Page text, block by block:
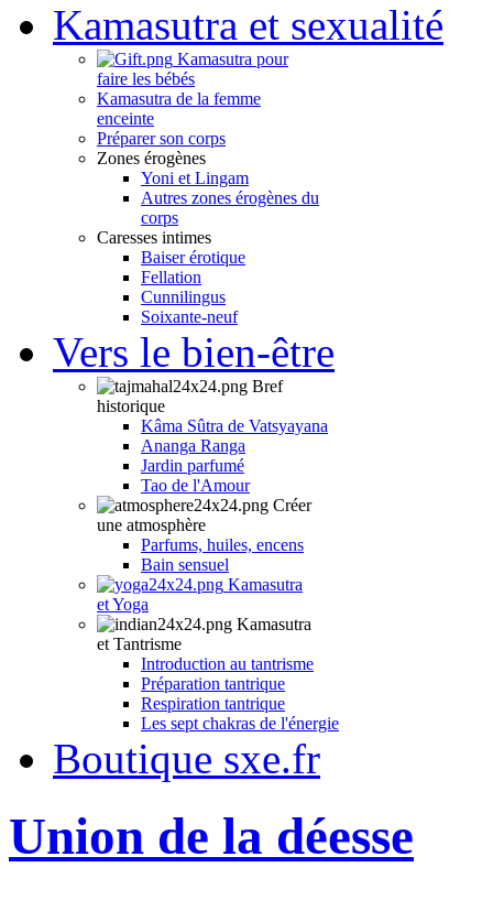
Kamasutra et sexualité
Kamasutra pour
faire les bébés
Kamasutra de la femme
enceinte
Préparer son corps
Zones érogènes
Yoni et Lingam
Autres zones érogènes du
corps
Caresses intimes
Baiser érotique
Fellation
Cunnilingus
Soixante-neuf
Vers le bien-être
Bref
historique
Kâma Sûtra de Vatsyayana
Ananga Ranga
Jardin parfumé
Tao de l'Amour
Créer
une atmosphère
Parfums, huiles, encens
Bain sensuel
Kamasutra
et Yoga
Kamasutra
et Tantrisme
Introduction au tantrisme
Préparation tantrique
Respiration tantrique
Les sept chakras de l'énergie
Boutique sxe.fr
Union de la déesse